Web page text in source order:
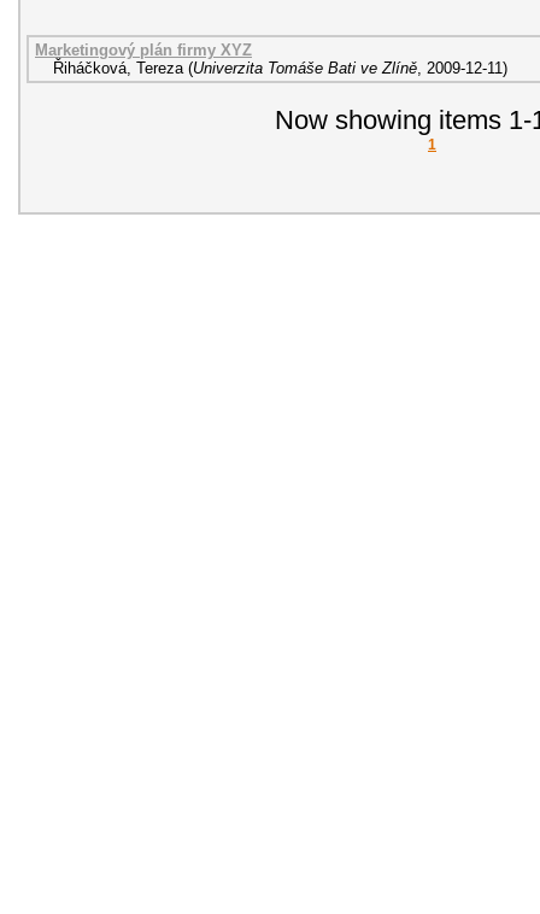
Marketingový plán firmy XYZ
Řiháčková, Tereza (Univerzita Tomáše Bati ve Zlíně 2009-12-11 )
Now showing items 1-
1